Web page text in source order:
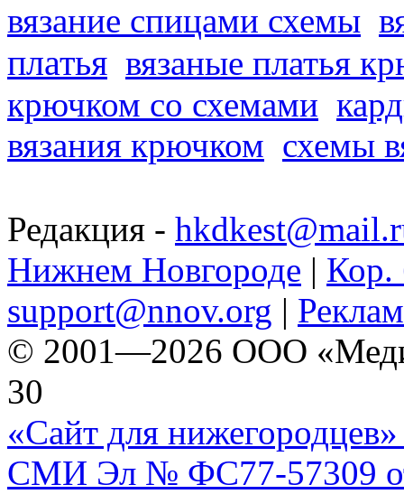
вязание спицами схемы
платья вязаные платья
крючком со схемами
вязания крючком схемы
Редакция -
Нижнем Новгороде | Кор.
support@nnov.org |
© 2001—2026 ООО
30
«Сайт для нижегородцев»
СМИ Эл № ФС77-57309